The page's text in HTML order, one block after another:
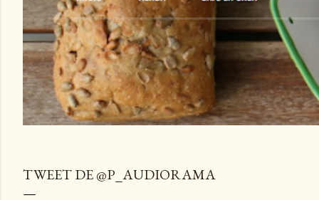
TWEET DE @P_AUDIORAMA